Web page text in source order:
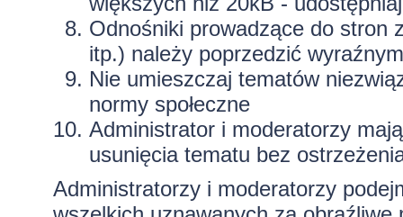
Odnośniki prowadzące do stron
itp.) należy poprzedzić
Nie umieszczaj tematów
normy społeczne
Administrator i moderatorzy
usunięcia tematu bez
Administratorzy i moderatorzy